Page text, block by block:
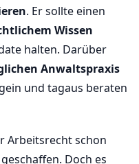
. Er sollte einen
Wissen
halten. Darüber
Anwaltspraxis
und tagaus beraten
Arbeitsrecht schon
geschaffen. Doch es